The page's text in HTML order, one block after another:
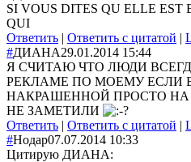
SI VOUS DITES QU ELLE EST
QUI
Ответить | Ответить с цитатой |
#ДИАНА29.01.2014 15:44
Я СЧИТАЮ ЧТО ЛЮДИ
РЕКЛАМЕ ПО МОЕМУ ЕСЛИ
НАКРАШЕННОЙ ПРОСТО
НЕ ЗАМЕТИЛИ
Ответить | Ответить с цитатой |
#Нодар07.07.2014 10:33
Цитирую ДИАНА: